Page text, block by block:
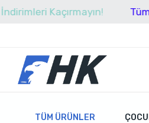
Kaçırmayın! Tüm
TÜM ÜRÜNLER